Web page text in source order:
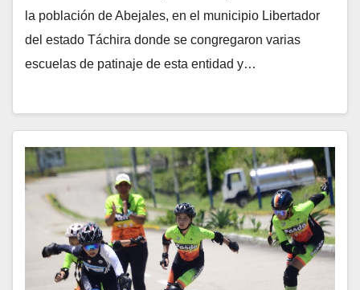
la población de Abejales, en el municipio Libertador
del estado Táchira donde se congregaron varias
escuelas de patinaje de esta entidad y…